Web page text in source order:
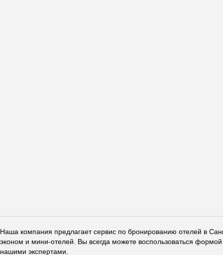
Наша компания предлагает сервис по бронированию отелей в
эконом и мини-отелей. Вы всегда можете воспользоваться
нашими экспертами.